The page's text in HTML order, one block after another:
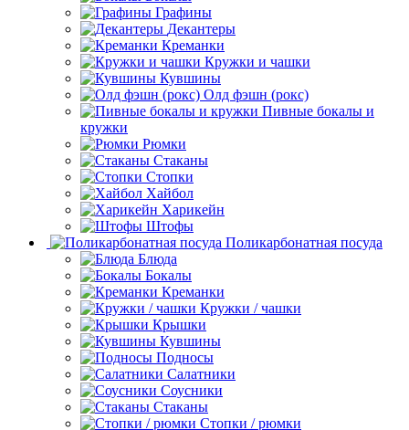
Графины
Декантеры
Креманки
Кружки и чашки
Кувшины
Олд фэшн (рокс)
Пивные бокалы и
кружки
Рюмки
Стаканы
Стопки
Хайбол
Харикейн
Штофы
Поликарбонатная посуда
Блюда
Бокалы
Креманки
Кружки / чашки
Крышки
Кувшины
Подносы
Салатники
Соусники
Стаканы
Стопки / рюмки